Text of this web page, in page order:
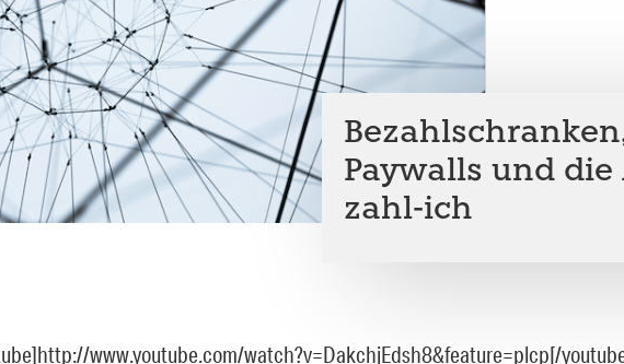
Paywalls und
zahl-ich
www.youtube.com/watch?v=DakchjEdsh8&feature=plcp[/